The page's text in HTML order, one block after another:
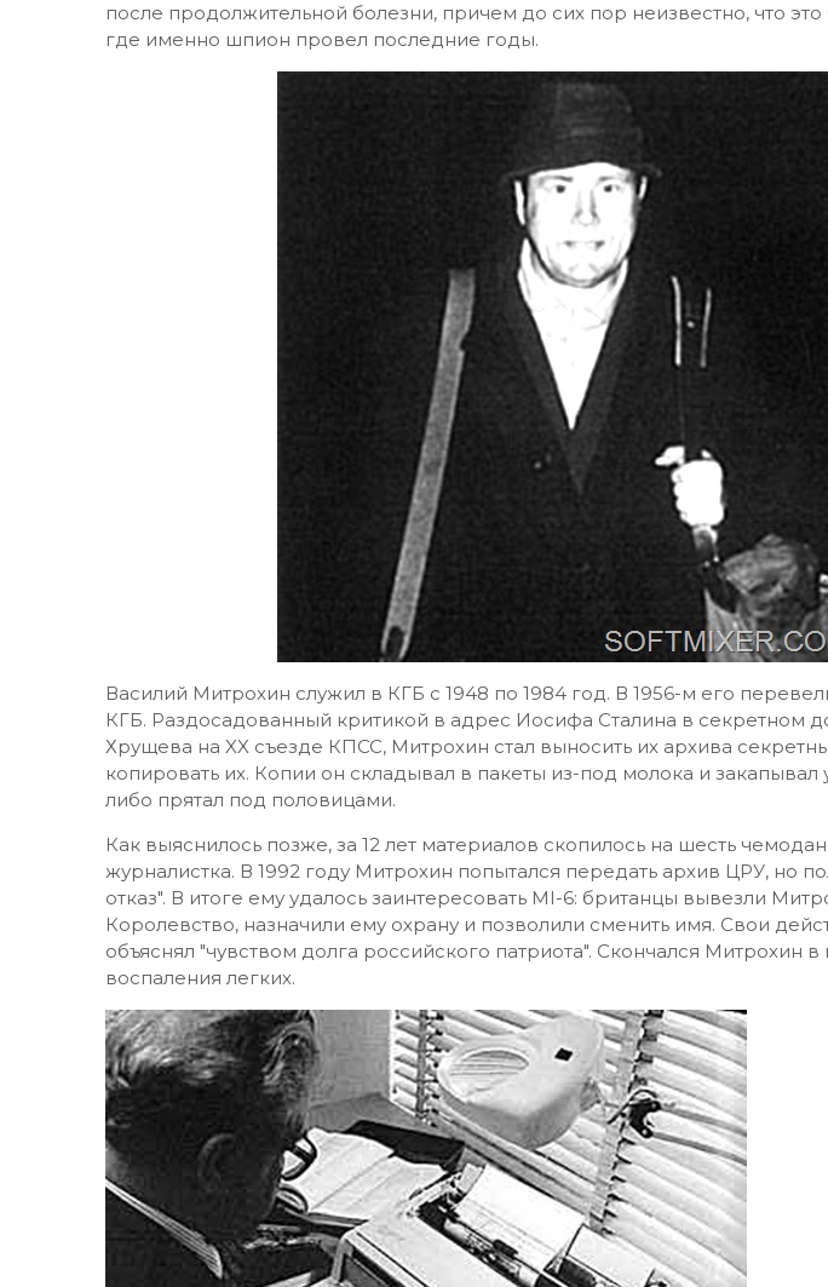
после продолжительной болезни, причем до сих пор неизвестно, что это
где именно шпион провел последние годы.
Василий Митрохин служил в КГБ с 1948 по 1984 год. В 1956-м его
КГБ. Раздосадованный критикой в адрес Иосифа Сталина в секретном
Хрущева на XX съезде КПСС, Митрохин стал выносить их архива
копировать их. Копии он складывал в пакеты из-под молока и закапывал
либо прятал под половицами.
Как выяснилось позже, за 12 лет материалов скопилось на шесть
журналистка. В 1992 году Митрохин попытался передать архив ЦРУ, но
отказ". В итоге ему удалось заинтересовать MI-6: британцы вывезли
Королевство, назначили ему охрану и позволили сменить имя. Свои
объяснял "чувством долга российского патриота". Скончался Митрохин в
воспаления легких.